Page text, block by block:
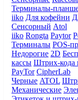
Терминалы-
iiko Для кофейни
Сенсорный Atol
iiko Rongta Paytor
Терминалы POS-
Недорогие 2D
кассы Штрих-кода
PayTor CipherLab
Черные ATOL
Механические